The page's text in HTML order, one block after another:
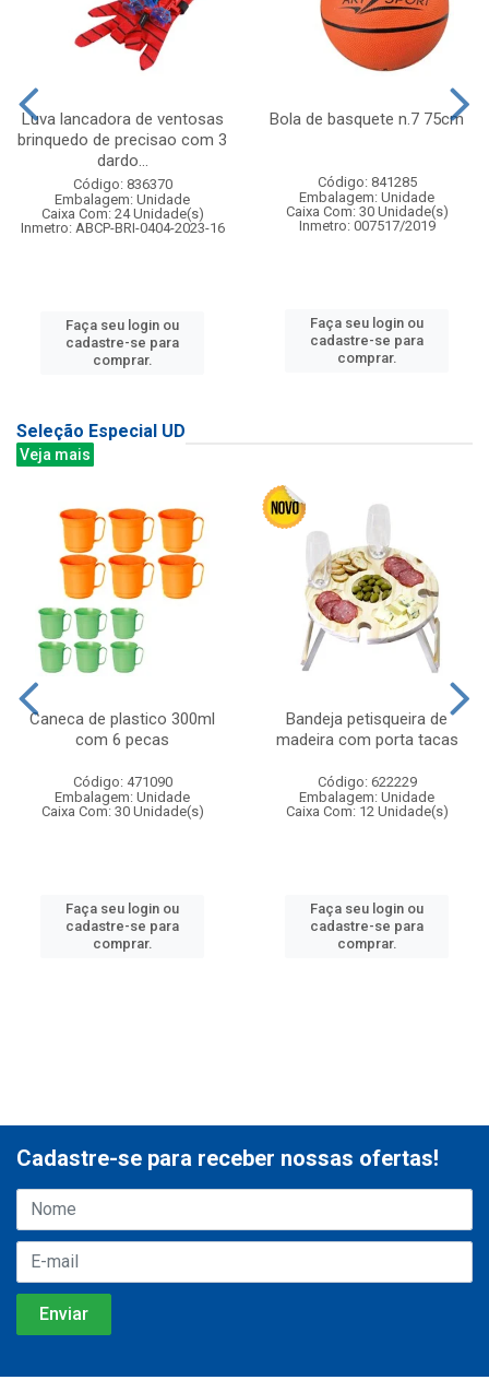
Luva lancadora de ventosas
brinquedo de precisao com 3
dardo...
Código: 836370
Embalagem: Unidade
Caixa Com: 24 Unidade(s)
Inmetro: ABCP-BRI-0404-2023-16
Faça seu login ou
cadastre-se para
comprar.
Bola de basquete n.7 75cm
Código: 841285
Embalagem: Unidade
Caixa Com: 30 Unidade(s)
Inmetro: 007517/2019
Faça seu login ou
cadastre-se para
comprar.
Seleção Especial UD
Veja mais
Caneca de plastico 300ml
com 6 pecas
Código: 471090
Embalagem: Unidade
Caixa Com: 30 Unidade(s)
Faça seu login ou
cadastre-se para
comprar.
Bandeja petisqueira de
madeira com porta tacas
Código: 622229
Embalagem: Unidade
Caixa Com: 12 Unidade(s)
Faça seu login ou
cadastre-se para
comprar.
Cadastre-se para receber nossas ofertas!